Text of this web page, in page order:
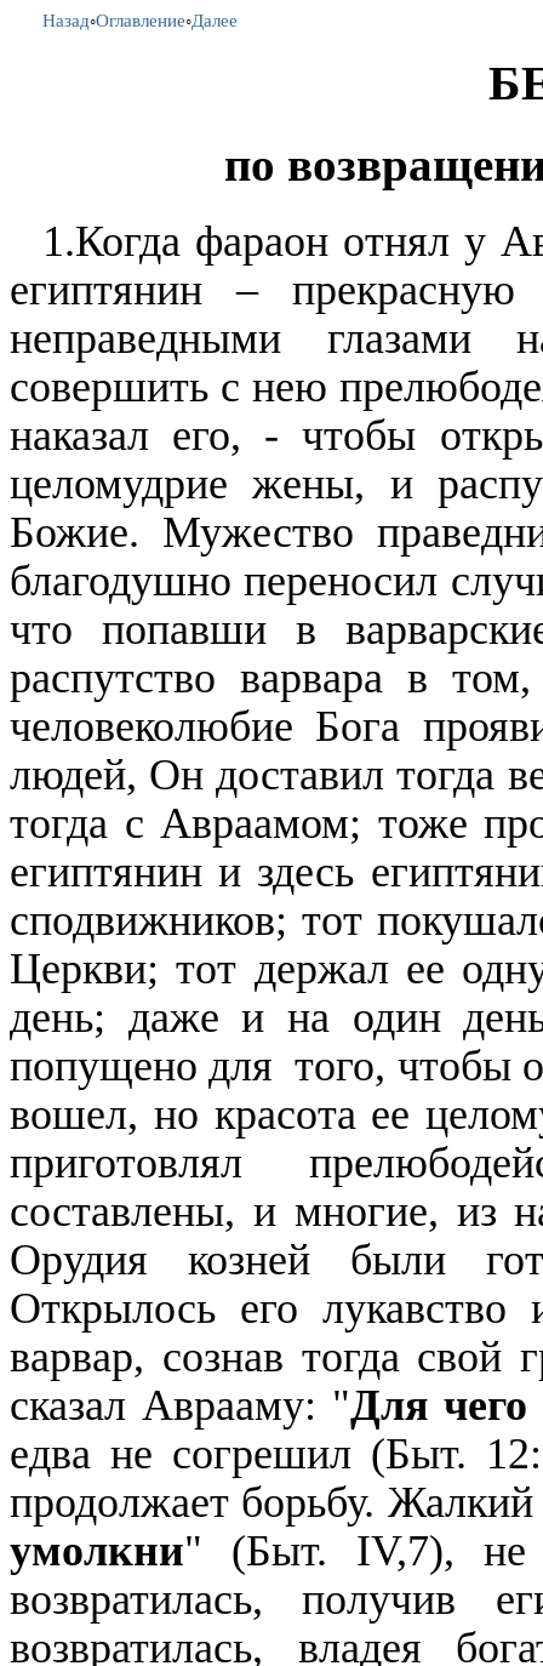
Назад◦Оглавление◦Далее
по
1.Когда фараон отнял у
египтянин –
неправедными глазами
совершить с нею
наказал его, - чтобы
целомудрие жены, и
Божие. Мужество
благодушно переносил
что попавши в
распутство варвара в
человеколюбие Бога
людей, Он доставил тогда
тогда с Авраамом; тоже
египтянин и здесь
сподвижников; тот
Церкви; тот держал ее
день; даже и на один
попущено для того, чтобы
вошел, но красота ее
приготовлял
составлены, и многие, из
Орудия козней были
Открылось его
варвар, сознав тогда свой
сказал Аврааму: "Для чего
едва не согрешил (Быт.
продолжает борьбу.
умолкни" (Быт. IV,7), не
возвратилась, получив
возвратилась, владея